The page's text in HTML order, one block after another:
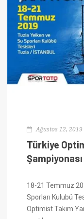
Ağustos 12, 2019
Türkiye
Şampiyonası
18-21 Temmuz
Sporları Kulubü
Optimist Takım